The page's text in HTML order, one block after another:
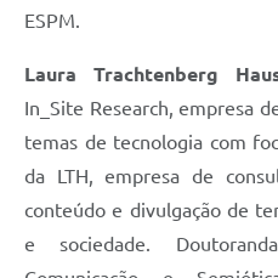
ESPM.
Laura Trachtenberg
In_Site Research, empresa
temas de tecnologia com
da LTH, empresa de
conteúdo e divulgação de
e sociedade.